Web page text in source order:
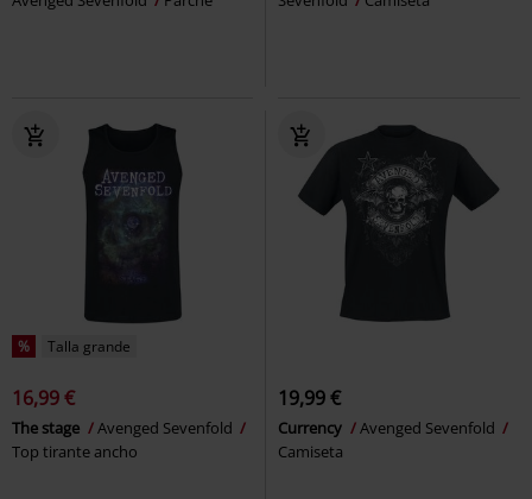
% Talla grande
16,99 €
The stage
Avenged Sevenfold
Top tirante ancho
19,99 €
Currency
Avenged Sevenfold
Camiseta